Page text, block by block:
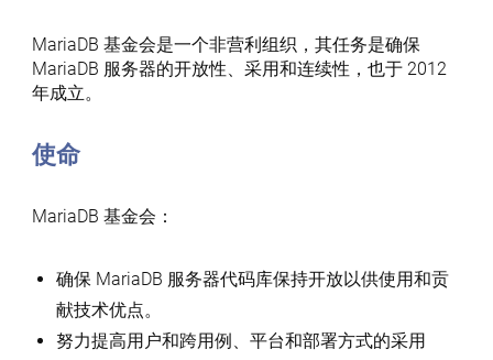
MariaDB 基金会是一个非营利组织，其任务是确保
MariaDB 服务器的开放性、采用和连续性，也于 2012
年成立。
使命
MariaDB 基金会：
确保 MariaDB 服务器代码库保持开放以供使用和贡
献技术优点。
努力提高用户和跨用例、平台和部署方式的采用